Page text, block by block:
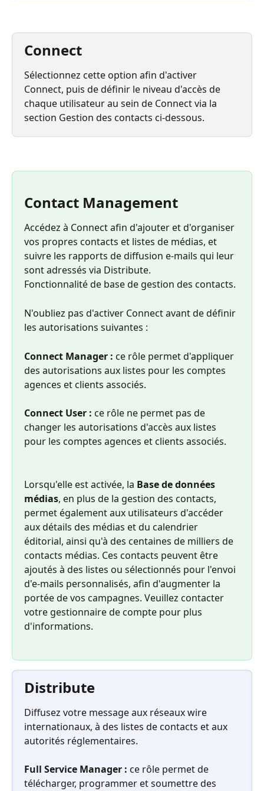
Connect
Sélectionnez cette option afin d'activer
Connect, puis de définir le niveau d'accès de
chaque utilisateur au sein de Connect via la
section Gestion des contacts ci-dessous.
Contact Management
Accédez à Connect afin d'ajouter et d'organiser
vos propres contacts et listes de médias, et
suivre les rapports de diffusion e-mails qui leur
sont adressés via Distribute.
Fonctionnalité de base de gestion des contacts.
N'oubliez pas d'activer Connect avant de définir
les autorisations suivantes :
Connect Manager : ce rôle permet d'appliquer
des autorisations aux listes pour les comptes
agences et clients associés.
Connect User : ce rôle ne permet pas de
changer les autorisations d'accès aux listes
pour les comptes agences et clients associés.
Lorsqu'elle est activée, la Base de données
médias, en plus de la gestion des contacts,
permet également aux utilisateurs d'accéder
aux détails des médias et du calendrier
éditorial, ainsi qu'à des centaines de milliers de
contacts médias. Ces contacts peuvent être
ajoutés à des listes ou sélectionnés pour l'envoi
d'e-mails personnalisés, afin d'augmenter la
portée de vos campagnes. Veuillez contacter
votre gestionnaire de compte pour plus
d'informations.
Distribute
Diffusez votre message aux réseaux wire
internationaux, à des listes de contacts et aux
autorités réglementaires.
Full Service Manager : ce rôle permet de
télécharger, programmer et soumettre des